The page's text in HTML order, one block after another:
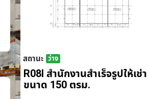
สถานะ ว่าง
R08I สำนักงานสำเร็จรูปให้เช่า
ขนาด 150 ตรม.